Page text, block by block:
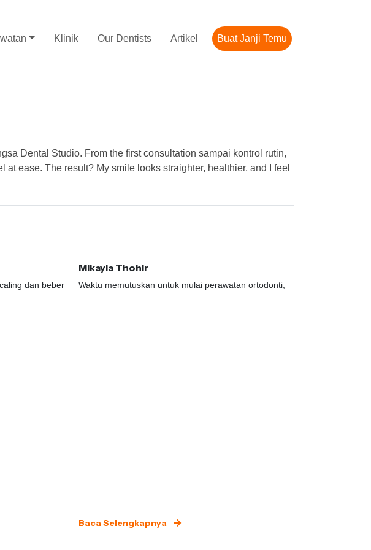
Klinik Our Dentists Artikel Buat Janji Temu
Dental Studio. From the first consultation sampai kontrol rutin,
ease. The result? My smile looks straighter, healthier, and I feel
dan beber
Mikayla Thohir
Waktu memutuskan untuk mulai perawatan ortodonti,
Baca Selengkapnya